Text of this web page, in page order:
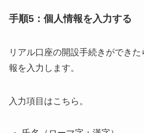
手順5：個人情報を入力する
リアル口座の開設手続きができ
報を入力します。
入力項目はこちら。